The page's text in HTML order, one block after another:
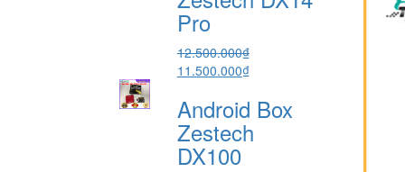
5.800.000₫.
Pro
12.500.000₫
Giá
là:
12.500.000₫.
11.500.000₫Giá
tại
là:
11.500.000₫.
Android Box
Zestech
DX100